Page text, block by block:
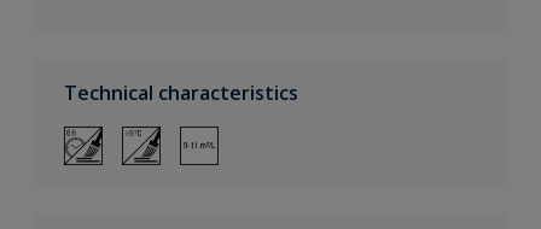
Technical characteristics